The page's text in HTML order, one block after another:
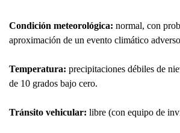
Condición meteorológica: normal, con
aproximación de un evento climático
Temperatura: precipitaciones débiles de
de 10 grados bajo cero.
Tránsito vehicular: libre (con equipo de